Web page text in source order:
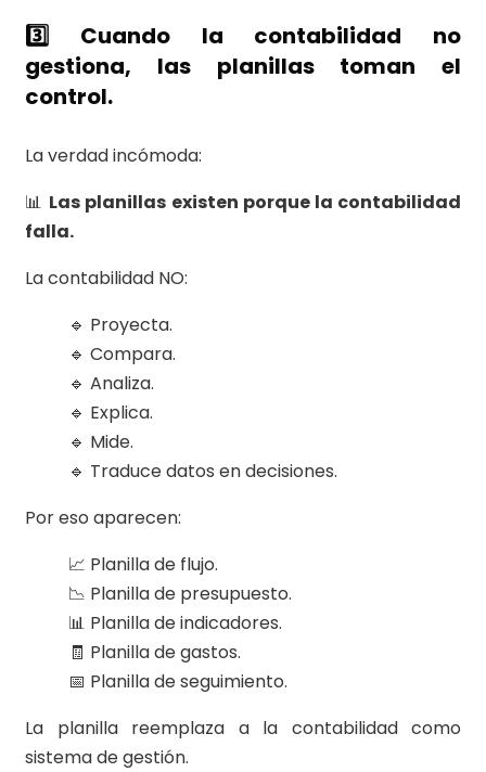
3️⃣ Cuando la contabilidad no
gestiona, las planillas toman el
control.
La verdad incómoda:
📊 Las planillas existen porque la contabilidad
falla.
La contabilidad NO:
🔹 Proyecta.
🔹 Compara.
🔹 Analiza.
🔹 Explica.
🔹 Mide.
🔹 Traduce datos en decisiones.
Por eso aparecen:
📈 Planilla de flujo.
📉 Planilla de presupuesto.
📊 Planilla de indicadores.
🧾 Planilla de gastos.
📅 Planilla de seguimiento.
La planilla reemplaza a la contabilidad como
sistema de gestión.